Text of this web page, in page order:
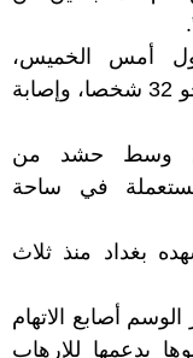
أمس الخميس،
تفجيرين انتحاريين أسفرا عن مقتل نحو 32 شخصا، وإصابة
وسط حشد من
في ساحة
بغداد منذ ثلاث
أصابع الاتهام
بدعمها للإرهاب